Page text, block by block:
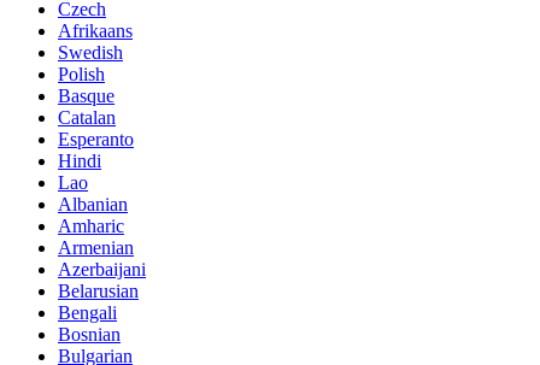
Czech
Afrikaans
Swedish
Polish
Basque
Catalan
Esperanto
Hindi
Lao
Albanian
Amharic
Armenian
Azerbaijani
Belarusian
Bengali
Bosnian
Bulgarian